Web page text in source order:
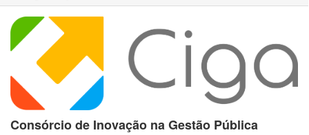
Consórcio de Inovação na Gestão Pública